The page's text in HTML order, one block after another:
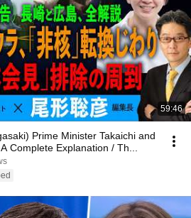
59:46
Prime Minister Takaichi and
Complete Explanation / Th...